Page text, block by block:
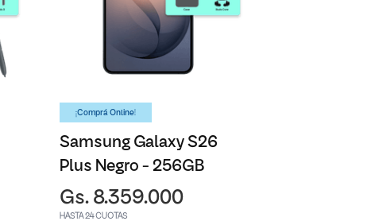
¡Comprá Online!
Samsung Galaxy S26
Plus Negro - 256GB
Gs. 8.359.000
HASTA 24 CUOTAS